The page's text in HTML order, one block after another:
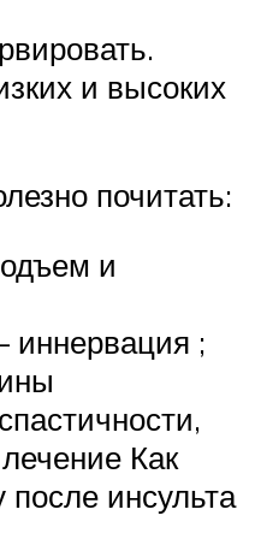
и высоких
почитать:
и
иннервация ;
Как
после инсульта